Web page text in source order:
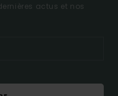
actus et nos